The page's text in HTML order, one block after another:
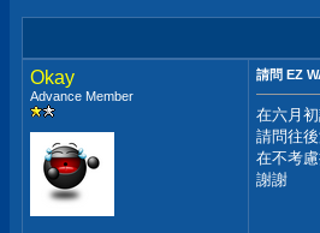
Okay
Advance Member
請問 EZ
在六月
請問往
在不考
謝謝